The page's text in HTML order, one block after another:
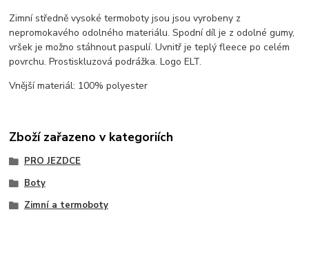
Zimní středně vysoké termoboty jsou jsou vyrobeny z
nepromokavého odolného materiálu. Spodní díl je z odolné gumy,
vršek je možno stáhnout paspulí. Uvnitř je teplý fleece po celém
povrchu. Prostiskluzová podrážka. Logo ELT.
Vnější materiál: 100% polyester
Zboží zařazeno v kategoriích
PRO JEZDCE
Boty
Zimní a termoboty